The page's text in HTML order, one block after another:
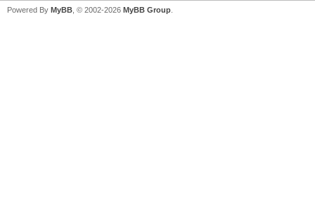
Powered By MyBB , © 2002-2026 MyBB Group